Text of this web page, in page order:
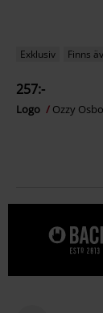
Exklusiv Finns
257:-
Logo Ozzy